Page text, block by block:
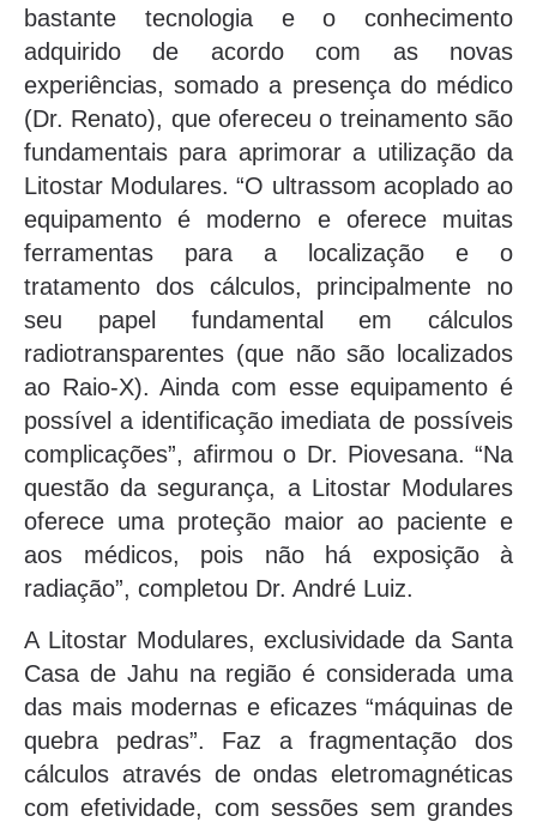
bastante tecnologia e o conhecimento
adquirido de acordo com as novas
experiências, somado a presença do médico
(Dr. Renato), que ofereceu o treinamento são
fundamentais para aprimorar a utilização da
Litostar Modulares. “O ultrassom acoplado ao
equipamento é moderno e oferece muitas
ferramentas para a localização e o
tratamento dos cálculos, principalmente no
seu papel fundamental em cálculos
radiotransparentes (que não são localizados
ao Raio-X). Ainda com esse equipamento é
possível a identificação imediata de possíveis
complicações”, afirmou o Dr. Piovesana. “Na
questão da segurança, a Litostar Modulares
oferece uma proteção maior ao paciente e
aos médicos, pois não há exposição à
radiação”, completou Dr. André Luiz.
A Litostar Modulares, exclusividade da Santa
Casa de Jahu na região é considerada uma
das mais modernas e eficazes “máquinas de
quebra pedras”. Faz a fragmentação dos
cálculos através de ondas eletromagnéticas
com efetividade, com sessões sem grandes